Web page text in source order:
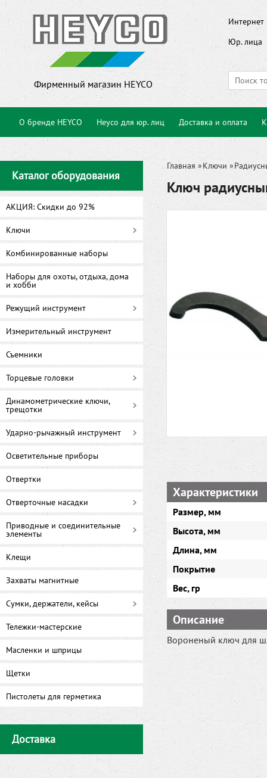
Фирменный магазин HEYCO
Интернет
Юр. лица
О бренде HEYCO Heyco для юр. лиц Доставка и оплата
Каталог оборудования
АКЦИЯ: Скидки до 92%
Ключи
Комбинированные наборы
Наборы для охоты, отдыха, дома
и хобби
Режущий инструмент
Измерительный инструмент
Съемники
Торцевые головки
Динамометрические ключи,
трещотки
Ударно-рычажный инструмент
Осветительные приборы
Отвертки
Отверточные насадки
Приводные и соединительные
элементы
Клещи
Захваты магнитные
Сумки, держатели, кейсы
Тележки-мастерские
Масленки и шприцы
Щетки
Пистолеты для герметика
Доставка
Главная »Ключи »
Ключ
Характеристики
Размер, мм
Высота, мм
Длина, мм
Покрытие
Вес, гр
Описание
Вороненый ключ для